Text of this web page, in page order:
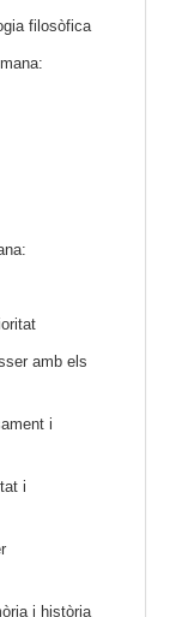
filosòfica
amb els
i
i
i història